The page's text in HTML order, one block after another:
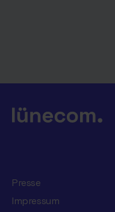
Presse
Impressum